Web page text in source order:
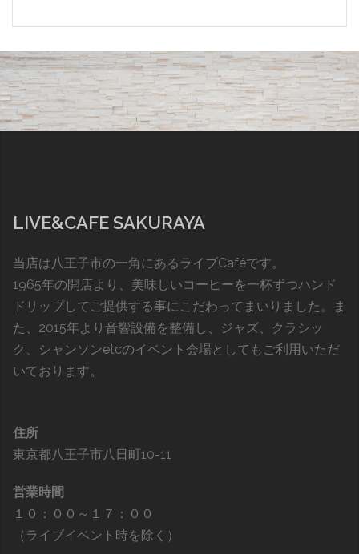
LIVE&CAFE SAKURAYA
当店は八王子市の一角にあるライブCaféです。
1965年の開店より、美味しいコーヒーを一杯ずつハンド
ドリップしてご提供する事にこだわってまいりました。ま
た、2015年より音響設備を整備し、ジャズ、クラシッ
ク、シャンソンetcのイベント会場としてもご利用いただ
いております。
住所
東京都八王子市八日町10-11
営業時間
１０：００～１７：００
（ライブイベント時を除く）